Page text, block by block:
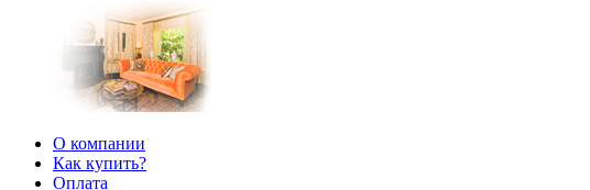
О компании
Как купить?
Оплата